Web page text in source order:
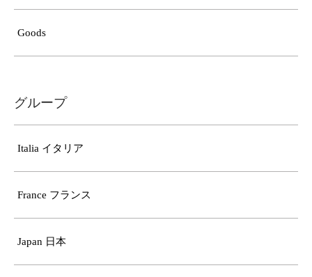
Goods
グループ
Italia イタリア
France フランス
Japan 日本